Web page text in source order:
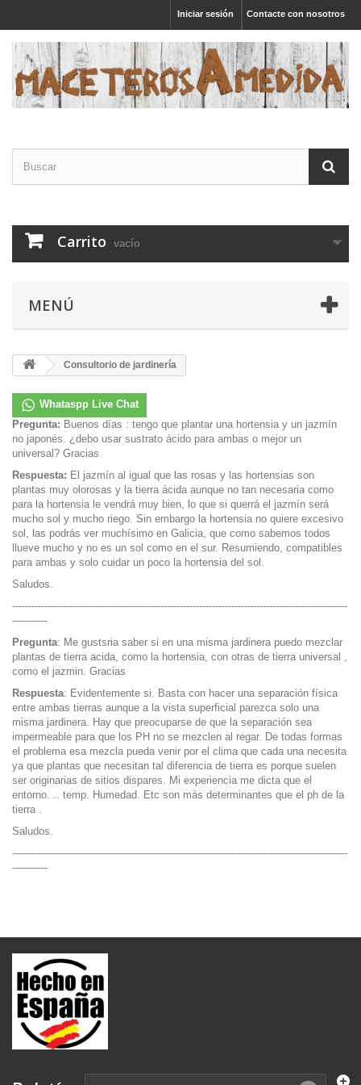
Contacte con nosotros
Iniciar sesión
Carrito vacío
MENÚ
Consultorio de jardinería
Whataspp Live Chat
Pregunta: Buenos días : tengo que plantar una hortensia y un jazmín
no japonés. ¿debo usar sustrato ácido para ambas o mejor un
universal? Gracias
Respuesta: El jazmín al igual que las rosas y las hortensias son
plantas muy olorosas y la tierra ácida aunque no tan necesaria como
para la hortensia le vendrá muy bien, lo que si querrá el jazmín será
mucho sol y mucho riego. Sin embargo la hortensia no quiere excesivo
sol, las podrás ver muchísimo en Galicia, que como sabemos todos
llueve mucho y no es un sol como en el sur. Resumiendo, compatibles
para ambas y solo cuidar un poco la hortensia del sol.
Saludos.
--------------------------------------------------------------------------------------------------------
-----------
Pregunta: Me gustsria saber si en una misma jardinera puedo mezclar
plantas de tierra acida, como la hortensia, con otras de tierra universal ,
como el jazmin. Gracias
Respuesta: Evidentemente si. Basta con hacer una separación física
entre ambas tierras aunque a la vista superficial parezca solo una
misma jardinera. Hay que preocuparse de que la separación sea
impermeable para que los PH no se mezclen al regar. De todas formas
el problema esa mezcla pueda venir por el clima que cada una necesita
ya que plantas que necesitan tal diferencia de tierra es porque suelen
ser originarias de sitios dispares. Mi experiencia me dicta que el
entorno. .. temp. Humedad. Etc son más determinantes que el ph de la
tierra .
Saludos.
--------------------------------------------------------------------------------------------------------
-----------